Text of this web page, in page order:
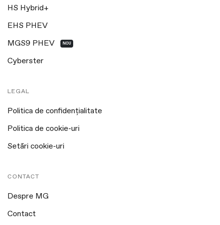
HS Hybrid+
EHS PHEV
MGS9 PHEV NOU
Cyberster
LEGAL
Politica de confidențialitate
Politica de cookie-uri
Setări cookie-uri
CONTACT
Despre MG
Contact